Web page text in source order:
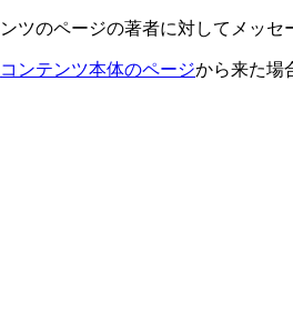
ツのページの著者に対してメッ
コンテンツ本体のページから来た場